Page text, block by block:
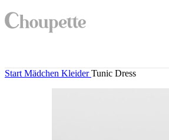
Start Mädchen KleiderTunic Dress